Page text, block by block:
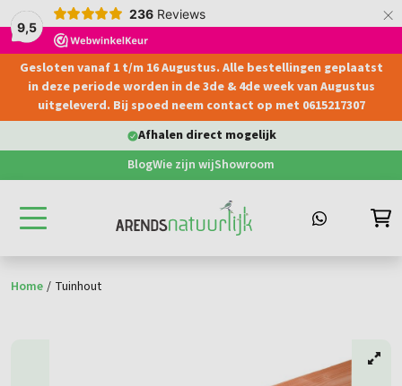
9,5
236 Reviews ×
Gesloten vanaf 1 t/m 16 Augustus. Alle bestellingen geplaatst
in deze periode worden in de 3de & 4de week van Augustus
uitgeleverd. Bij spoed neem contact op met 0615217307
Afhalen direct mogelijk
BlogWie zijn wijShowroom
Home / Tuinhout